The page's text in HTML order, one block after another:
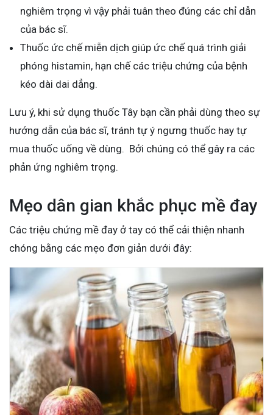
nghiêm trọng vì vậy phải tuân theo đúng các chỉ dẫn
của bác sĩ.
Thuốc ức chế miễn dịch giúp ức chế quá trình giải
phóng histamin, hạn chế các triệu chứng của bệnh
kéo dài dai dẳng.
Lưu ý, khi sử dụng thuốc Tây bạn cần phải dùng theo sự
hướng dẫn của bác sĩ, tránh tự ý ngưng thuốc hay tự
mua thuốc uống về dùng. Bởi chúng có thể gây ra các
phản ứng nghiêm trọng.
Mẹo dân gian khắc phục mề đay
Các triệu chứng mề đay ở tay có thể cải thiện nhanh
chóng bằng các mẹo đơn giản dưới đây: